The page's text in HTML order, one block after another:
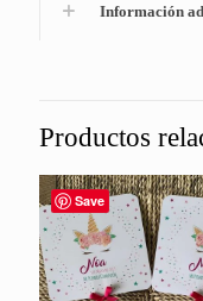
Información
Productos
Save